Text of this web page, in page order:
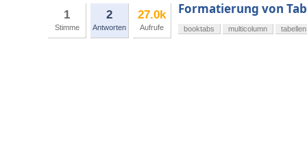
1
Stimme
2
Antworten
27.0k
Aufrufe
Formatierung von
booktabs multicolumn tabellen